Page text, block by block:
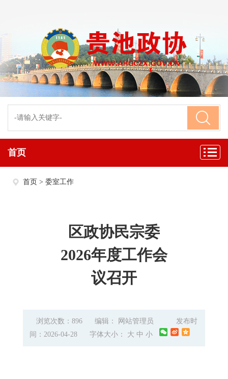
首页
首页 > 委室工作
区政协民宗委
2026年度工作会
议召开
浏览次数：896 编辑： 网站管理员
发布时
间：2026-04-28
字体大小： 大 中 小